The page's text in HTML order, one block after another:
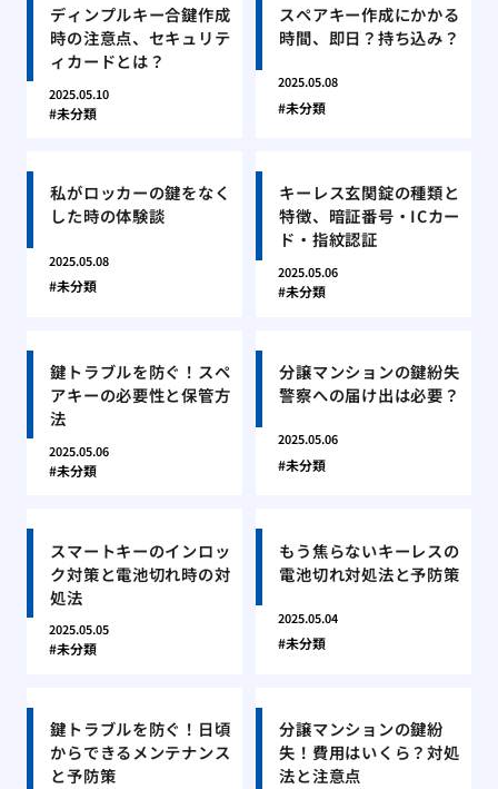
ディンプルキー合鍵作成
時の注意点、セキュリテ
ィカードとは？
2025.05.10
未分類
スペアキー作成にかかる
時間、即日？持ち込み？
2025.05.08
未分類
私がロッカーの鍵をなく
した時の体験談
2025.05.08
未分類
キーレス玄関錠の種類と
特徴、暗証番号・ICカー
ド・指紋認証
2025.05.06
未分類
鍵トラブルを防ぐ！スペ
アキーの必要性と保管方
法
2025.05.06
未分類
分譲マンションの鍵紛失
警察への届け出は必要？
2025.05.06
未分類
スマートキーのインロッ
ク対策と電池切れ時の対
処法
2025.05.05
未分類
もう焦らないキーレスの
電池切れ対処法と予防策
2025.05.04
未分類
鍵トラブルを防ぐ！日頃
からできるメンテナンス
と予防策
分譲マンションの鍵紛
失！費用はいくら？対処
法と注意点